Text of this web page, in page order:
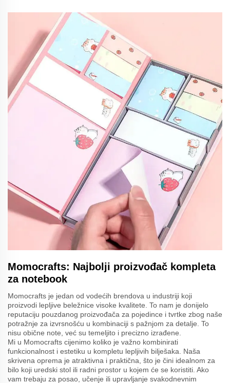
Momocrafts: Najbolji proizvođač kompleta
za notebook
Momocrafts je jedan od vodećih brendova u industriji koji
proizvodi lepljive beležnice visoke kvalitete. To nam je donijelo
reputaciju pouzdanog proizvođača za pojedince i tvrtke zbog naše
potražnje za izvrsnošću u kombinaciji s pažnjom za detalje. To
nisu obične note, već su temeljito i precizno izrađene.
Mi u Momocrafts cijenimo koliko je važno kombinirati
funkcionalnost i estetiku u kompletu lepljivih bilješaka. Naša
skrivena oprema je atraktivna i praktična, što je čini idealnom za
bilo koji uredski stol ili radni prostor u kojem će se koristiti. Ako
vam trebaju za posao, učenje ili upravljanje svakodnevnim